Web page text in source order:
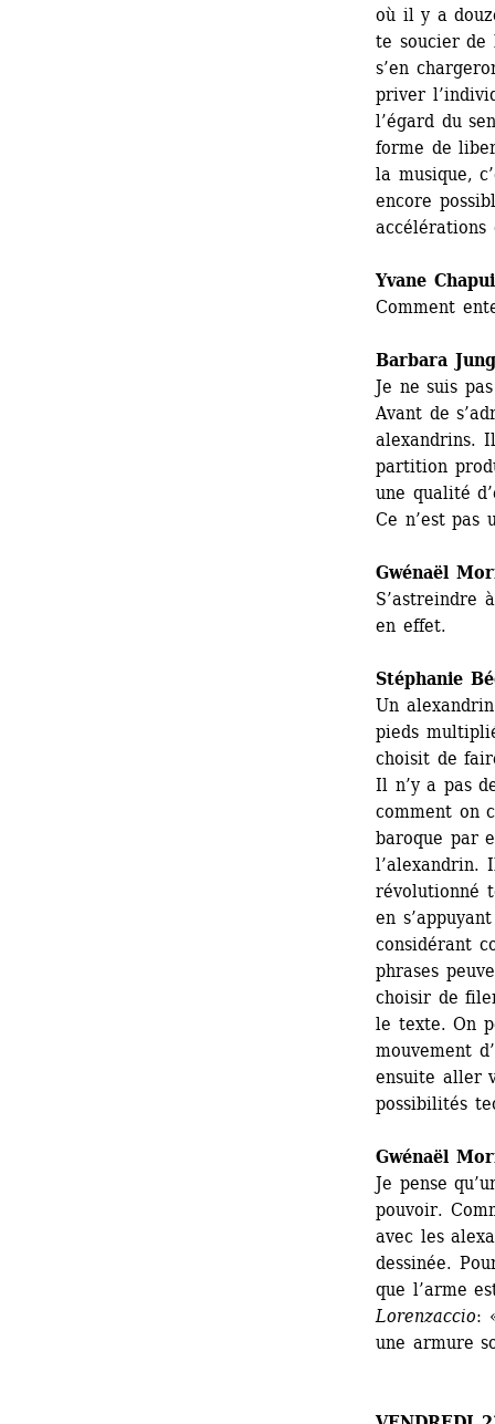
où il y a
te soucier de
s’en
priver
l’égard du
forme de
la musique,
encore
accélérations
Yvane
Comment
Barbara Jung
Je ne suis
Avant de
alexandrins.
partition
une qualité
Ce n’est pas
Gwénaël
S’astreindre
en effet.
Stéphanie
Un
pieds
choisit de
Il n’y a pas
comment on
baroque par
l’alexandrin.
révolutionné
en
considérant
phrases
choisir de
le texte. On
mouvement
ensuite aller
possibilités
Gwénaël
Je pense
pouvoir.
avec les
dessinée.
que l’arme
Lorenzaccio:
une armure